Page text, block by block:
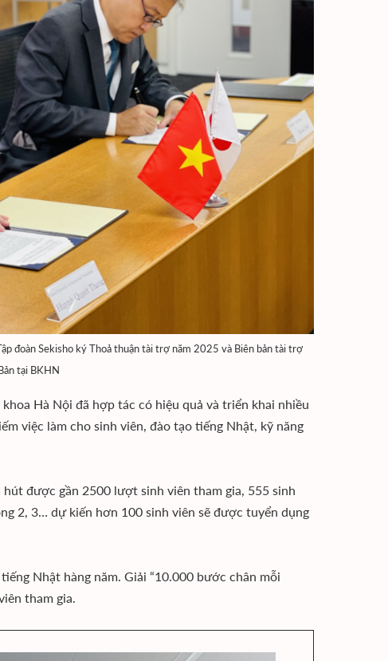
đoàn Sekisho ký Thoả thuận tài trợ năm 2025 và Biên bản tài trợ
tại BKHN
Hà Nội đã hợp tác có hiệu quả và triển khai nhiều
việc làm cho sinh viên, đào tạo tiếng Nhật, kỹ năng
được gần 2500 lượt sinh viên tham gia, 555 sinh
2, 3… dự kiến hơn 100 sinh viên sẽ được tuyển dụng
Nhật hàng năm. Giải “10.000 bước chân mỗi
tham gia.